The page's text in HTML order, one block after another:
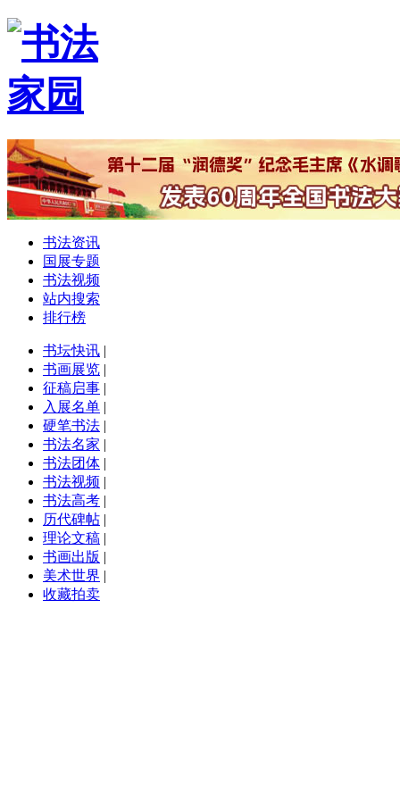
书法资讯
国展专题
书法视频
站内搜索
排行榜
书坛快讯 |
书画展览 |
征稿启事 |
入展名单 |
硬笔书法 |
书法名家 |
书法团体 |
书法视频 |
书法高考 |
历代碑帖 |
理论文稿 |
书画出版 |
美术世界 |
收藏拍卖